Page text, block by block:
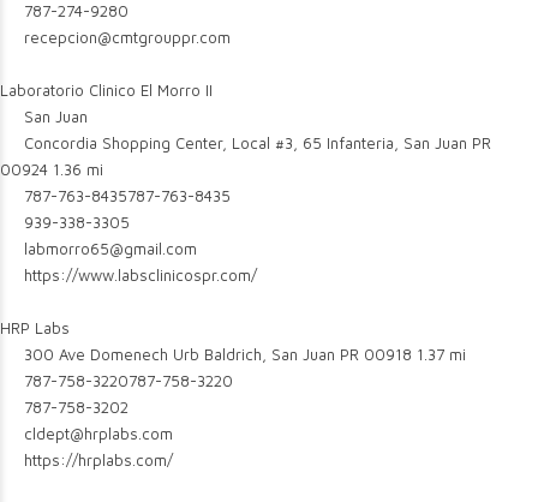
787-274-9280
recepcion@cmtgrouppr.com
Laboratorio Clinico El Morro II
San Juan
Concordia Shopping Center, Local #3, 65 Infanteria, San Juan PR
00924 1.36 mi
787-763-8435787-763-8435
939-338-3305
labmorro65@gmail.com
https://www.labsclinicospr.com/
HRP Labs
300 Ave Domenech Urb Baldrich, San Juan PR 00918 1.37 mi
787-758-3220787-758-3220
787-758-3202
cldept@hrplabs.com
https://hrplabs.com/